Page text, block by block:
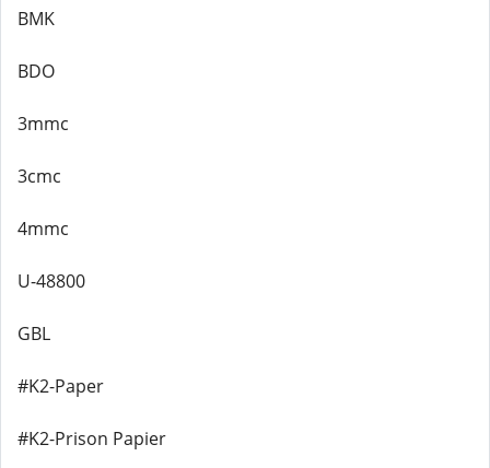
BMK
BDO
3mmc
3cmc
4mmc
U-48800
GBL
#K2-Paper
#K2-Prison Papier